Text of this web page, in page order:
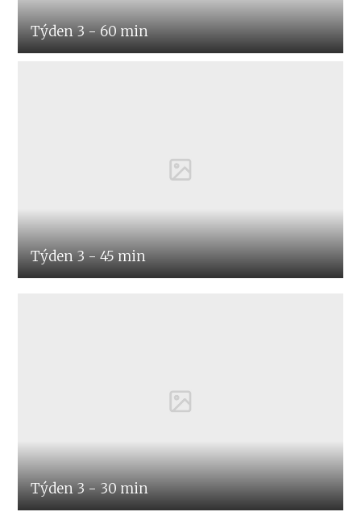
Týden 3 - 60 min
Týden 3 - 45 min
Týden 3 - 30 min